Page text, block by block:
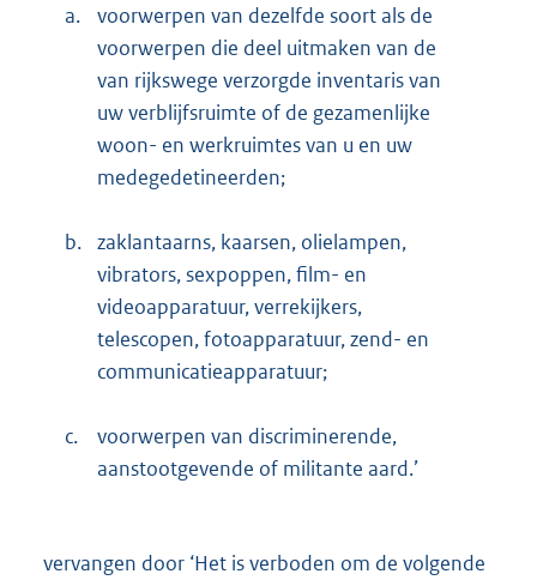
a.
voorwerpen van dezelfde soort als de
voorwerpen die deel uitmaken van de
van rijkswege verzorgde inventaris van
uw verblijfsruimte of de gezamenlijke
woon- en werkruimtes van u en uw
medegedetineerden;
b. zaklantaarns, kaarsen, olielampen,
vibrators, sexpoppen, film- en
videoapparatuur, verrekijkers,
telescopen, fotoapparatuur, zend- en
communicatieapparatuur;
c.
voorwerpen van discriminerende,
aanstootgevende of militante aard.’
vervangen door ‘Het is verboden om de volgende